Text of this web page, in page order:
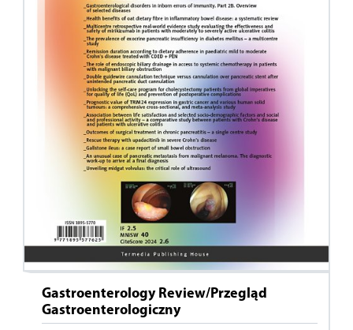
Gastroenterology Review/Przegląd
Gastroenterologiczny